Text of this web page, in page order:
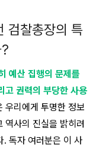
검찰총장의 특
예산 집행의 문제를
고 권력의 부당한 사용
우리에게 투명한 정보
역사의 진실을 밝히려
. 독자 여러분은 이 사